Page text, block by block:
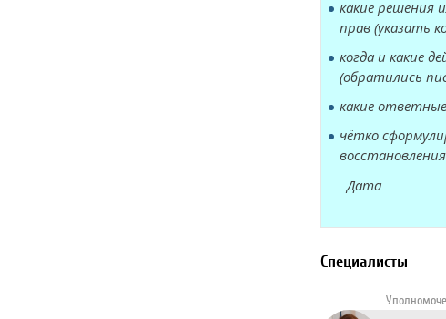
какие решения
прав (указать
когда и какие
(обратились
какие
чётко
Дата
Специалисты